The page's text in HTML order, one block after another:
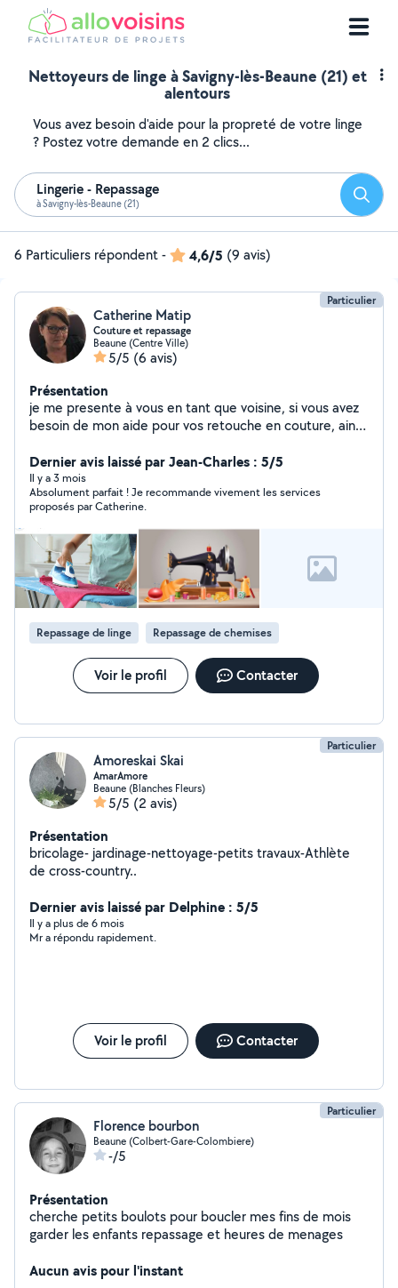
Nettoyeurs de linge à Savigny-lès-Beaune (21) et
alentours
Vous avez besoin d'aide pour la propreté de votre linge
? Postez votre demande en 2 clics...
Lingerie - Repassage
à Savigny-lès-Beaune (21)
6 Particuliers répondent- 4,6/5 (9 avis)
Particulier
Catherine Matip
Couture et repassage
Beaune (Centre Ville)
5/5 (6 avis)
Présentation
je me presente à vous en tant que voisine, si vous avez
besoin de mon aide pour vos retouche en couture, ainsi
Dernier avis laissé par Jean-Charles : 5/5
Il y a 3 mois
Absolument parfait ! Je recommande vivement les services
proposés par Catherine.
Repassage de linge Repassage de chemises
Voir le profil Contacter
Particulier
Amoreskai Skai
AmarAmore
Beaune (Blanches Fleurs)
5/5 (2 avis)
Présentation
bricolage- jardinage-nettoyage-petits travaux-Athlète
de cross-country..
Dernier avis laissé par Delphine : 5/5
Il y a plus de 6 mois
Mr a répondu rapidement.
Voir le profil Contacter
Particulier
Florence bourbon
Beaune (Colbert-Gare-Colombiere)
-/5
Présentation
cherche petits boulots pour boucler mes fins de mois
garder les enfants repassage et heures de menages
Aucun avis pour l'instant